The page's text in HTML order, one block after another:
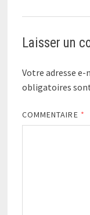
Laisser un
Votre adresse e-
obligatoires
COMMENTAIRE *